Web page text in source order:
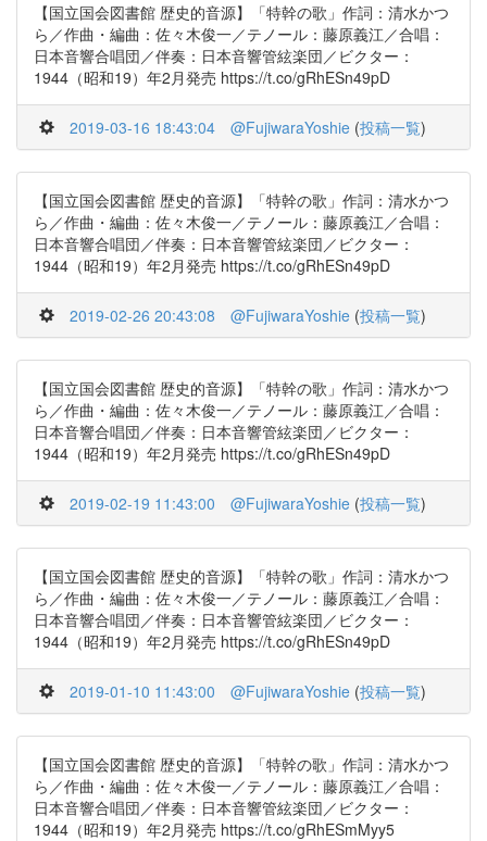
【国立国会図書館 歴史的音源】「特幹の歌」作詞：清水かつ
ら／作曲・編曲：佐々木俊一／テノール：藤原義江／合唱：
日本音響合唱団／伴奏：日本音響管絃楽団／ビクター：
1944（昭和19）年2月発売 https://t.co/gRhESn49pD
2019-03-16 18:43:04 @FujiwaraYoshie (投稿一覧)
【国立国会図書館 歴史的音源】「特幹の歌」作詞：清水かつ
ら／作曲・編曲：佐々木俊一／テノール：藤原義江／合唱：
日本音響合唱団／伴奏：日本音響管絃楽団／ビクター：
1944（昭和19）年2月発売 https://t.co/gRhESn49pD
2019-02-26 20:43:08 @FujiwaraYoshie (投稿一覧)
【国立国会図書館 歴史的音源】「特幹の歌」作詞：清水かつ
ら／作曲・編曲：佐々木俊一／テノール：藤原義江／合唱：
日本音響合唱団／伴奏：日本音響管絃楽団／ビクター：
1944（昭和19）年2月発売 https://t.co/gRhESn49pD
2019-02-19 11:43:00 @FujiwaraYoshie (投稿一覧)
【国立国会図書館 歴史的音源】「特幹の歌」作詞：清水かつ
ら／作曲・編曲：佐々木俊一／テノール：藤原義江／合唱：
日本音響合唱団／伴奏：日本音響管絃楽団／ビクター：
1944（昭和19）年2月発売 https://t.co/gRhESn49pD
2019-01-10 11:43:00 @FujiwaraYoshie (投稿一覧)
【国立国会図書館 歴史的音源】「特幹の歌」作詞：清水かつ
ら／作曲・編曲：佐々木俊一／テノール：藤原義江／合唱：
日本音響合唱団／伴奏：日本音響管絃楽団／ビクター：
1944（昭和19）年2月発売 https://t.co/gRhESmMyy5